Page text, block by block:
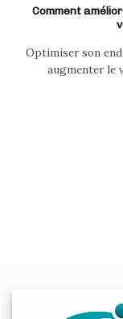
Comment
Optimiser son
augmenter le